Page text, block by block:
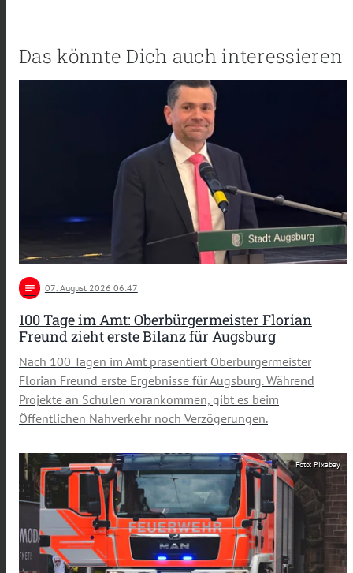
Das könnte Dich auch interessieren
notes 07 . August 2026 06:47
100 Tage im Amt: Oberbürgermeister Florian
Freund zieht erste Bilanz für Augsburg
Nach 100 Tagen im Amt präsentiert Oberbürgermeister
Florian Freund erste Ergebnisse für Augsburg. Während
Projekte an Schulen vorankommen, gibt es beim
Öffentlichen Nahverkehr noch Verzögerungen.
Foto: Pixabay